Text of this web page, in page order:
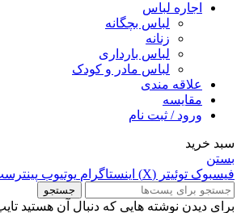
اجاره لباس
لباس بچگانه
زنانه
لباس بارداری
لباس مادر و کودک
علاقه مندی
مقايسه
ورود / ثبت نام
سبد خرید
بستن
فيسبوک توئیتر (X) اینستاگرام یوتیوب
جستجو
برای دیدن نوشته هایی که دنبال آن هستید